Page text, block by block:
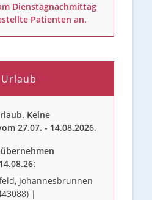
Dienstagnachmittag
Patienten an.
Urlaub
Keine
27.07. - 14.08.2026.
Johannesbrunnen
|